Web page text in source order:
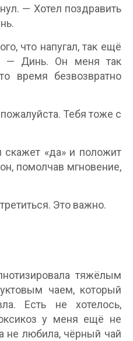
— Хотел поздравить
что напугал, так ещё
— Динь. Он меня так
время безвозвратно
Тебя тоже с
скажет «да» и положит
помолчав мгновение,
Это важно.
тяжёлым
чаем, который
Есть не хотелось,
у меня ещё не
не любила, чёрный чай